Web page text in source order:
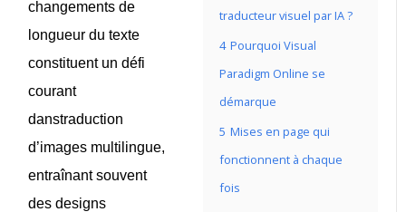
traducteur visuel par IA ?
4 Pourquoi Visual
Paradigm Online se
démarque
5 Mises en page qui
fonctionnent à chaque
fois
changements de
longueur du texte
constituent un défi
courant
danstraduction
d’images multilingue,
entraînant souvent
des designs